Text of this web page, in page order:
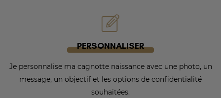
PERSONNALISER
Je personnalise ma cagnotte naissance avec une photo, un
message, un objectif et les options de confidentialité
souhaitées.